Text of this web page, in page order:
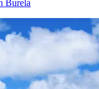
Burela